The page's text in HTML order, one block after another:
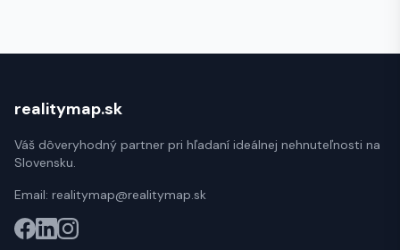
realitymap.sk
Váš dôveryhodný partner pri hľadaní ideálnej nehnuteľnosti na
Slovensku.
Email: realitymap@realitymap.sk